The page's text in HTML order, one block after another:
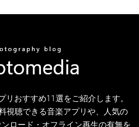
リおすすめ11選をご紹介します。
視聴できる音楽アプリや、人気の
ロード・オフライン再生の有無を